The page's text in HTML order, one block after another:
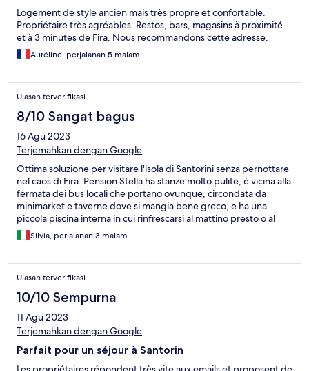
Logement de style ancien mais très propre et confortable.
Propriétaire très agréables. Restos, bars, magasins à proximité
et à 3 minutes de Fira. Nous recommandons cette adresse.
Auréline, perjalanan 5 malam
Ulasan terverifikasi
8/10 Sangat bagus
16 Agu 2023
Terjemahkan dengan Google
Ottima soluzione per visitare l'isola di Santorini senza pernottare
nel caos di Fira. Pension Stella ha stanze molto pulite, è vicina alla
fermata dei bus locali che portano ovunque, circondata da
minimarket e taverne dove si mangia bene greco, e ha una
piccola piscina interna in cui rinfrescarsi al mattino presto o al
tramonto dopo una giornata tra spiagge e camminate.
Silvia, perjalanan 3 malam
Ulasan terverifikasi
10/10 Sempurna
11 Agu 2023
Terjemahkan dengan Google
Parfait pour un séjour à Santorin